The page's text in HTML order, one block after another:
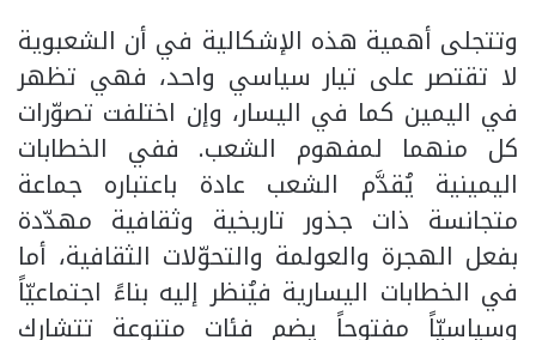
وتتجلى أهمية هذه الإشكالية في أن الشعبوية
لا تقتصر على تيار سياسي واحد، فهي تظهر
في اليمين كما في اليسار، وإن اختلفت تصوّرات
كل منهما لمفهوم الشعب. ففي الخطابات
اليمينية يُقدَّم الشعب عادة باعتباره جماعة
متجانسة ذات جذور تاريخية وثقافية مهدّدة
بفعل الهجرة والعولمة والتحوّلات الثقافية، أما
في الخطابات اليسارية فيُنظر إليه بناءً اجتماعيّاً
وسياسيّاً مفتوحاً يضم فئات متنوعة تتشارك